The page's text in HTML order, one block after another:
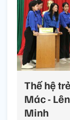
Thế hệ
Mác -
Minh